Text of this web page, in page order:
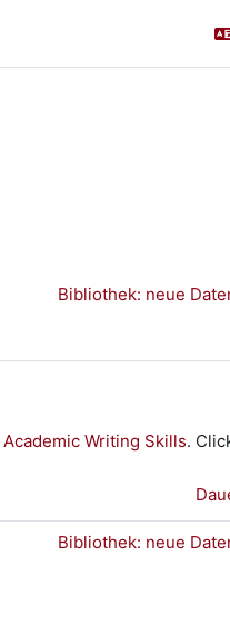
Bibliothek: neue
Academic Writing Skills.
Bibliothek: neue